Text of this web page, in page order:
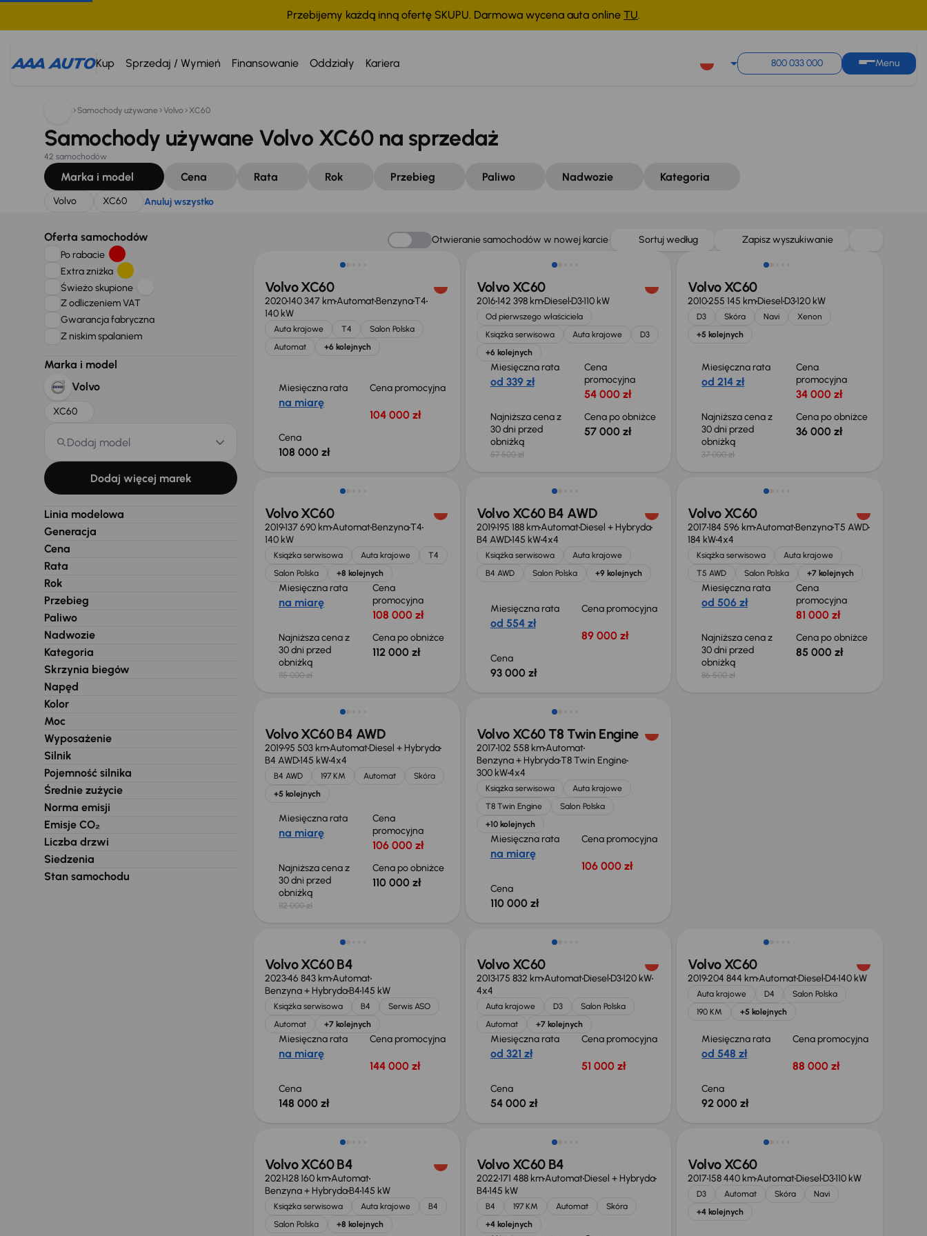
Przebijemy każdą inną ofertę SKUPU. Darmowa wycena auta online TU.
Kup Sprzedaj / Wymień Finansowanie Oddziały Kariera 800 033 000 Menu
Szukam: Anuluj wszystko
Samochody używane Volvo XC60
Samochody używane Volvo XC60 na sprzedaż
42 samochodów
Marka i model Cena Rata Rok Przebieg Paliwo Nadwozie Kategoria
Volvo XC60 Anuluj wszystko
Oferta samochodów
Po rabacie
Extra zniżka
Świeżo skupione
Z odliczeniem VAT
Gwarancja fabryczna
Z niskim spalaniem
Marka i model
Volvo
XC60
Dodaj model
Dodaj więcej marek
Linia modelowa
Generacja
Cena
Rata
Rok
Przebieg
Paliwo
Nadwozie
Kategoria
Skrzynia biegów
Napęd
Kolor
Moc
Wyposażenie
Silnik
Pojemność silnika
Średnie zużycie
Norma emisji
Emisje CO₂
Liczba drzwi
Siedzenia
Stan samochodu
Otwieranie samochodów w nowej karcie Sortuj według Zapisz wyszukiwanie
Volvo XC60
2020140 347 kmAutomatBenzynaT4
140 kW
Auta krajowe T4
Salon Polska
Automat
+6 kolejnych
Miesięczna rata
na miarę
Cena promocyjna
104 000 zł
Cena
108 000 zł
Taniej o 500 zł
Volvo XC60
2016142 398 kmDieselD3110 kW
Od pierwszego właściciela
Książka serwisowa
Auta krajowe
D3
+6 kolejnych
Miesięczna rata
od 339 zł
Cena
promocyjna
54 000 zł
Najniższa cena z
30 dni przed
obniżką
57 500 zł
Cena po obniżce
57 000 zł
Taniej o 1 000 zł
Volvo XC60
2010255 145 kmDieselD3120 kW
D3 Skóra Navi
Xenon
+5 kolejnych
Miesięczna rata
od 214 zł
Cena
promocyjna
34 000 zł
Najniższa cena z
30 dni przed
obniżką
37 000 zł
Cena po obniżce
36 000 zł
Taniej o 3 000 zł
Volvo XC60
2019137 690 kmAutomatBenzynaT4
140 kW
Książka serwisowa Auta krajowe
T4
Salon Polska
+8 kolejnych
Miesięczna rata
na miarę
Cena
promocyjna
108 000 zł
Najniższa cena z
30 dni przed
obniżką
115 000 zł
Cena po obniżce
112 000 zł
Volvo XC60 B4 AWD
2019195 188 kmAutomatDiesel + Hybryda
B4 AWD145 kW4x4
Książka serwisowa
Auta krajowe
B4 AWD
Salon Polska +9 kolejnych
Miesięczna rata
od 554 zł
Cena promocyjna
89 000 zł
Cena
93 000 zł
Taniej o 1 500 zł
Volvo XC60
2017184 596 kmAutomatBenzynaT5 AWD
184 kW4x4
Książka serwisowa
Auta krajowe
T5 AWD
Salon Polska +7 kolejnych
Miesięczna rata
od 506 zł
Cena
promocyjna
81 000 zł
Najniższa cena z
30 dni przed
obniżką
86 500 zł
Cena po obniżce
85 000 zł
Taniej o 2 000 zł
Volvo XC60 B4 AWD
201995 503 kmAutomatDiesel + Hybryda
B4 AWD145 kW4x4
B4 AWD 197 KM Automat
Skóra
+5 kolejnych
Miesięczna rata
na miarę
Cena
promocyjna
106 000 zł
Najniższa cena z
30 dni przed
obniżką
112 000 zł
Cena po obniżce
110 000 zł
Volvo XC60 T8 Twin Engine
2017102 558 kmAutomat
Benzyna + HybrydaT8 Twin Engine
300 kW4x4
Książka serwisowa
Auta krajowe
T8 Twin Engine
Salon Polska
+10 kolejnych
Miesięczna rata
na miarę
Cena promocyjna
106 000 zł
Cena
110 000 zł
Volvo XC60 B4
202346 843 kmAutomat
Benzyna + HybrydaB4145 kW
Książka serwisowa B4
Serwis ASO
Automat
+7 kolejnych
Miesięczna rata
na miarę
Cena promocyjna
144 000 zł
Cena
148 000 zł
Volvo XC60
2013175 832 kmAutomatDieselD3120 kW
4x4
Auta krajowe D3
Salon Polska
Automat
+7 kolejnych
Miesięczna rata
od 321 zł
Cena promocyjna
51 000 zł
Cena
54 000 zł
Volvo XC60
2019204 844 kmAutomatDieselD4140 kW
Auta krajowe D4
Salon Polska
190 KM
+5 kolejnych
Miesięczna rata
od 548 zł
Cena promocyjna
88 000 zł
Cena
92 000 zł
Volvo XC60 B4
2021128 160 kmAutomat
Benzyna + HybrydaB4145 kW
Książka serwisowa Auta krajowe
B4
Salon Polska
+8 kolejnych
Taniej o 2 000 zł
Volvo XC60 B4
2022171 488 kmAutomatDiesel + Hybryda
B4145 kW
B4 197 KM Automat
Skóra
+4 kolejnych
Volvo XC60
2017158 440 kmAutomatDieselD3110 kW
D3 Automat Skóra
Navi
+4 kolejnych